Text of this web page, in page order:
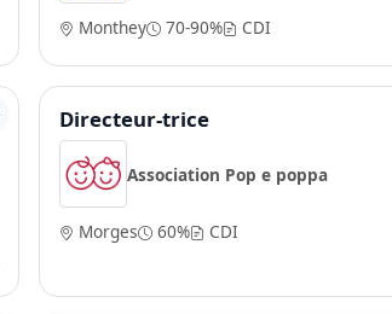
Monthey 70-90% CDI
Directeur-trice
Association Pop e poppa
Morges 60% CDI